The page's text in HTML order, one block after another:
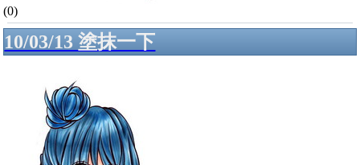
(0)
10/03/13 塗抹一下